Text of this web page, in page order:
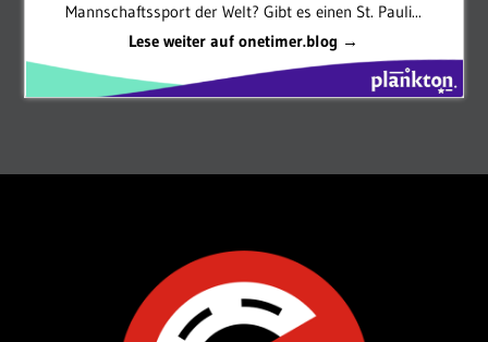
Mannschaftssport der Welt? Gibt es einen St. Pauli...
Lese weiter auf onetimer.blog →